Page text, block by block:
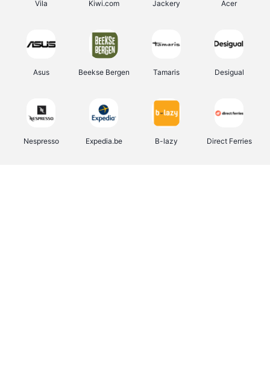
Vila Kiwi.com Jackery Acer
Asus Beekse Bergen Tamaris Desigual
Nespresso Expedia.be B-lazy Direct Ferries